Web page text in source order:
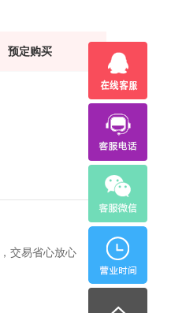
预定购买
交易省心放心